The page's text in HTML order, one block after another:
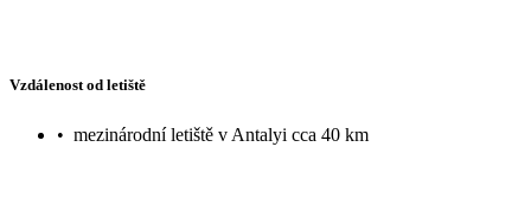
Vzdálenost od letiště
• mezinárodní letiště v Antalyi cca 40 km